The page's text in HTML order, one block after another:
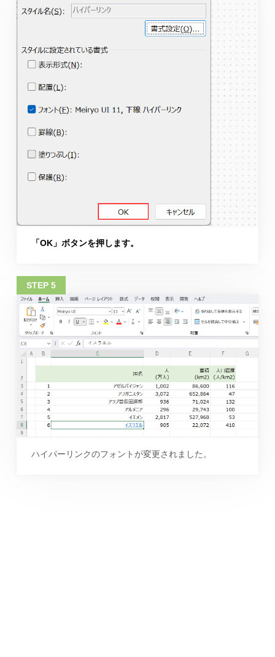
「OK」ボタンを押します。
ハイパーリンクのフォントが変更されました。